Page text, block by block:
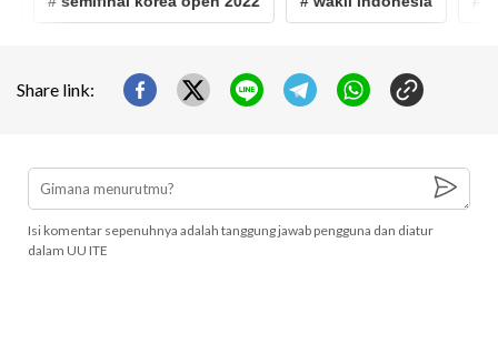
Share link:
Isi komentar sepenuhnya adalah tanggung jawab pengguna dan diatur
dalam UU ITE